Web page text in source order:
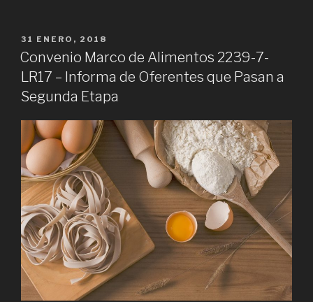
PUBLICADO
EN
31 ENERO, 2018
Convenio Marco de Alimentos 2239-7-
LR17 – Informa de Oferentes que Pasan a
Segunda Etapa